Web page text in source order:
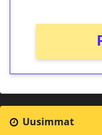
Uusimmat